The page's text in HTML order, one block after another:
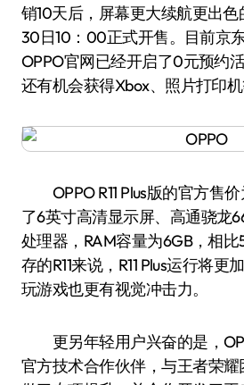
销10天后，屏幕更大续航更出色
30日10：00正式开售。目前京
OPPO官网已经开启了0元预约
还有机会获得Xbox、照片打印机
OPPO R11 Plus版的官方售
了6英寸高清显示屏、高通骁龙
处理器，RAM容量为6GB，相
存的R11来说，R11 Plus运行将
玩游戏也更有视觉冲击力。
更另年轻用户兴奋的是，
官方技术合作伙伴，与王者荣耀